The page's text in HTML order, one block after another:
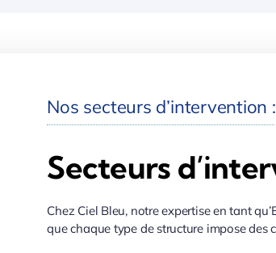
Nos secteurs
Secteurs
Chez Ciel Bleu, notre expertise en tant
que chaque type de structure impose des